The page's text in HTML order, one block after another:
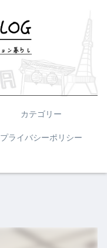
カテゴリー
プライバシーポリシー